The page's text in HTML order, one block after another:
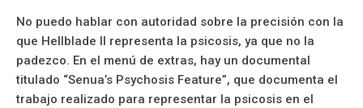
No puedo hablar con autoridad sobre la precisión con la
que Hellblade II representa la psicosis, ya que no la
padezco. En el menú de extras, hay un documental
titulado “Senua’s Psychosis Feature”, que documenta el
trabajo realizado para representar la psicosis en el